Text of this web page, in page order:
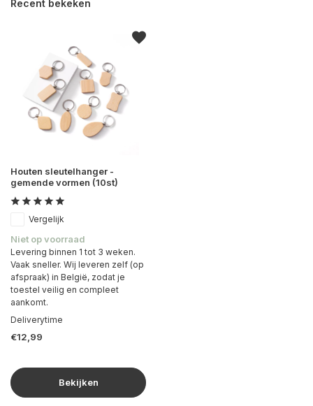
Recent bekeken
Houten sleutelhanger -
gemende vormen (10st)
Vergelijk
Niet op voorraad
Levering binnen 1 tot 3 weken.
Vaak sneller. Wij leveren zelf (op
afspraak) in België, zodat je
toestel veilig en compleet
aankomt.
Deliverytime
€12,99
Bekijken